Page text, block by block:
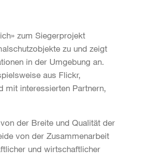
zum Siegerprojekt
zu und zeigt
in der Umgebung an.
aus Flickr,
mit interessierten Partnern,
der Breite und Qualität der
von der Zusammenarbeit
und wirtschaftlicher